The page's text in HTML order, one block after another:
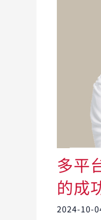
多平
的成
2024-10-